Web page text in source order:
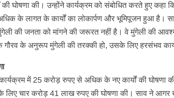
घोषणा की। उन्होंने कार्यक्रम को संबोधित करते हुए कहा
के लागत के कार्यों का लोकार्पण और भूमिपूजन हुआ है।
की जनता को मांगने की जरूरत नहीं है। वे मुंगेली की
गौरव के अनुरूप मुंगेली की तरक्की हो, उसके लिए हरसंभव
में 25 करोड़ रुपए से अधिक के नए कार्यों की घोषणा
चार करोड़ 41 लाख रुपए की घोषणा की। साव ने आगर